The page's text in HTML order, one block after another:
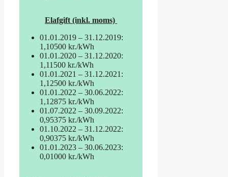
Elafgift (inkl. moms)
01.01.2019 – 31.12.2019:
1,10500 kr./kWh
01.01.2020 – 31.12.2020:
1,11500 kr./kWh
01.01.2021 – 31.12.2021:
1,12500 kr./kWh
01.01.2022 – 30.06.2022:
1,12875 kr./kWh
01.07.2022 – 30.09.2022:
0,95375 kr./kWh
01.10.2022 – 31.12.2022:
0,90375 kr./kWh
01.01.2023 – 30.06.2023:
0,01000 kr./kWh